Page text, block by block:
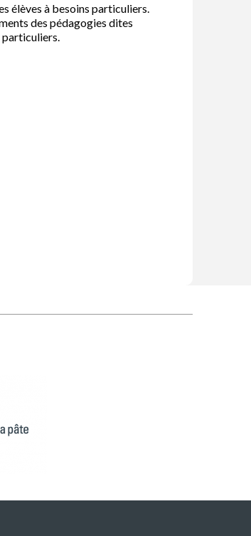
élèves à besoins particuliers.
des pédagogies dites
particuliers.